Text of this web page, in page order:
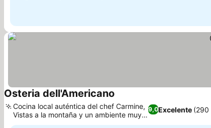
Osteria dell'Americano
9,0Excelente (290
Cocina local auténtica del chef Carmine,
Vistas a la montaña y un ambiente muy
tranquilo